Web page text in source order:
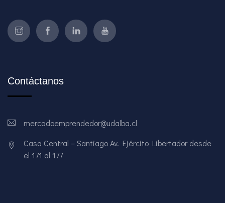
Contáctanos
mercadoemprendedor@udalba.cl
Casa Central – Santiago Av. Ejército Libertador desde
el 171 al 177